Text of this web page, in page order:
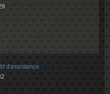
d'assistance